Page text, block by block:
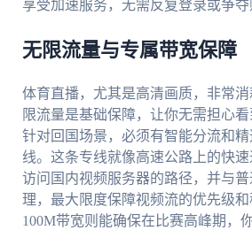
享受加速服务，无需反复登录或争夺
无限流量与专属带宽保障
体育直播，尤其是高清画质，非常
限流量是基础保障，让你无需担心
针对回国场景，必须有智能分流和
线。这条专线就像高速公路上的快
访问国内视频服务器的路径，并与
理，最大限度保障视频流的优先级
100M带宽则能确保在比赛高峰期，